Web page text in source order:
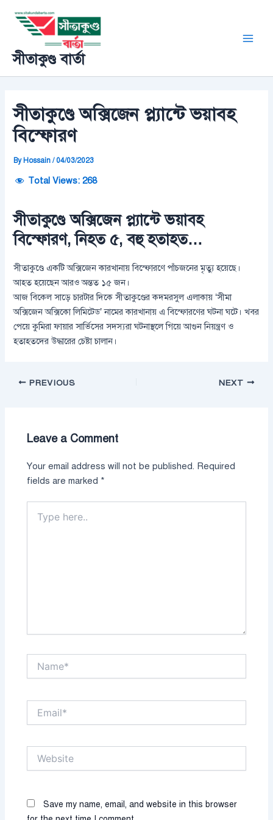
content
সীতাকুণ্ড বার্তা
সীতাকুণ্ডে অক্সিজেন প্ল্যান্টে ভয়াবহ
বিস্ফোরণ
By Hossain/ 04/03/2023
Total Views: 268
সীতাকুণ্ডে অক্সিজেন প্ল্যান্টে ভয়াবহ
বিস্ফোরণ, নিহত ৫, বহু হতাহত…
সীতাকুণ্ডে একটি অক্সিজেন কারখানায় বিস্ফোরণে পাঁচজনের মৃত্যু হয়েছে।
আহত হয়েছেন আরও অন্তত ১৫ জন।
আজ বিকেল সাড়ে চারটার দিকে সীতাকুণ্ডের কদমরসুল এলাকায় ‘সীমা
অক্সিজেন অক্সিকো লিমিটেড’ নামের কারখানায় এ বিস্ফোরণের ঘটনা ঘটে। খবর
পেয়ে কুমিরা ফায়ার সার্ভিসের সদস্যরা ঘটনাস্থলে গিয়ে আগুন নিয়ন্ত্রণ ও
হতাহতদের উদ্ধারের চেষ্টা চালান।
navigation
PREVIOUS NEXT
Leave a Comment
Your email address will not be published. Required
fields are marked *
here..
Save my name, email, and website in this browser